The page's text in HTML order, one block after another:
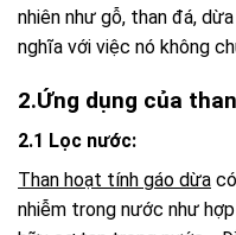
nhiên như gỗ, than đá,
nghĩa với việc nó không
2.Ứng dụng của
2.1 Lọc nước:
Than hoạt tính gáo dừa
nhiễm trong nước như